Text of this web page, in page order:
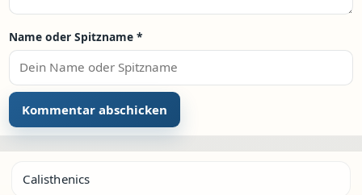
Name oder Spitzname *
Calisthenics